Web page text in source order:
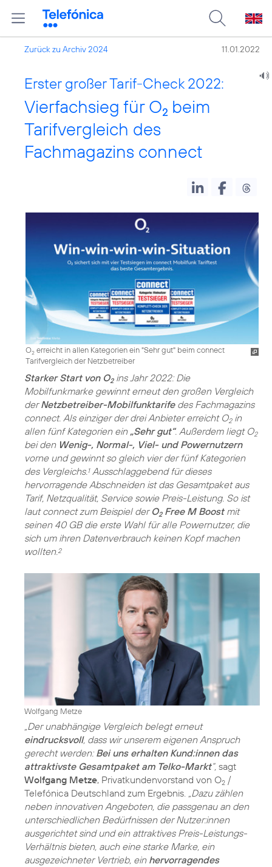
Zurück zu Archiv 2024 11.01.2022
Erster großer Tarif-Check 2022:
Vierfachsieg für O2 beim
Tarifvergleich des
Fachmagazins connect
O2 erreicht in allen Kategorien ein "Sehr gut" beim connect
Tarifvergleich der Netzbetreiber
Starker Start von O2ins Jahr 2022: Die
Mobilfunkmarke gewinnt erneut den großen Vergleich
derNetzbetreiber-Mobilfunktarifedes Fachmagazins
connect. Als einziger der drei Anbieter erreicht O2in
allen fünf Kategorien ein „Sehr gut“. Außerdem liegt O2
bei den Wenig-, Normal-, Viel- und Powernutzern
vorne und gewinnt so gleich vier der fünf Kategorien
des Vergleichs. 1Ausschlaggebend für dieses
hervorragende Abschneiden ist das Gesamtpaket aus
Tarif, Netzqualität, Service sowie Preis-Leistung. So ist
laut connect zum Beispiel der O2Free M Boostmit
seinen 40 GB die erste Wahl für alle Powernutzer, die
sich um ihren Datenverbrauch keinen Kopf machen
wollten. 2
Wolfgang Metze
„Der unabhängige Vergleich belegt erneut
eindrucksvoll, dass wir unserem eigenen Anspruch
gerecht werden: Bei uns erhalten Kund:innen das
attraktivste Gesamtpaket am Telko-Markt“, sagt
Wolfgang Metze, Privatkundenvorstand von O2 /
Telefónica Deutschland zum Ergebnis. „Dazu zählen
neben innovativen Angeboten, die passgenau an den
unterschiedlichen Bedürfnissen der Nutzer:innen
ausgerichtet sind und ein attraktives Preis-Leistungs-
Verhältnis bieten, auch eine starke Marke, ein
ausgezeichneter Vertrieb, ein hervorragendes